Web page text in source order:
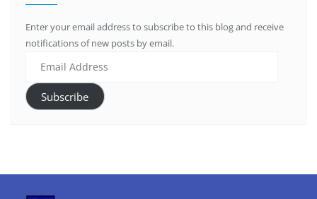
Enter your email address to subscribe to this blog and receive
notifications of new posts by email.
Subscribe